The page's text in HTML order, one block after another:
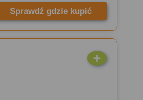
Sprawdź gdzie kupić